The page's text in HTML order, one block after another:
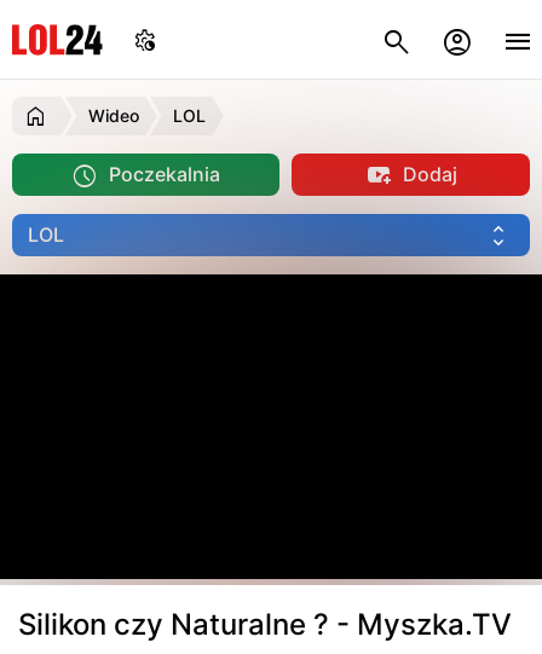
Wideo LOL
Poczekalnia Dodaj
Silikon czy Naturalne ? - Myszka.TV